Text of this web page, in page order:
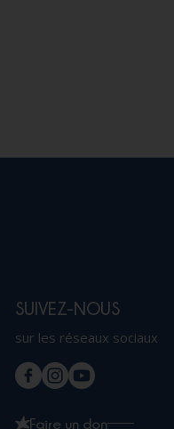
SUIVEZ-NOUS
sur les réseaux sociaux
Faire un don